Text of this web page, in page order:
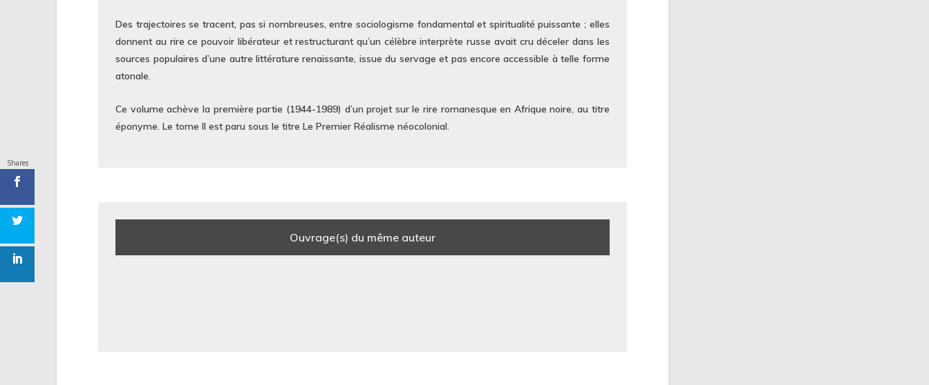
Des trajectoires se tracent, pas si nombreuses, entre sociologisme fondamental et spiritualité puissante ; elles
donnent au rire ce pouvoir libérateur et restructurant qu’un célèbre interprète russe avait cru déceler dans les
sources populaires d’une autre littérature renaissante, issue du servage et pas encore accessible à telle forme
atonale.
Ce volume achève la première partie (1944-1989) d’un projet sur le rire romanesque en Afrique noire, au titre
éponyme. Le tome II est paru sous le titre Le Premier Réalisme néocolonial.
Ouvrage(s) du même auteur
Shares